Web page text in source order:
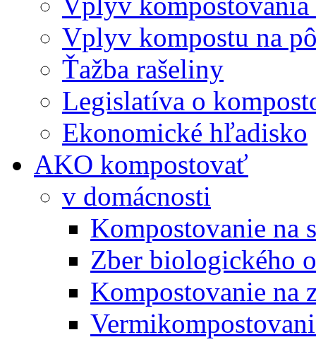
Vplyv kompostu na
Ťažba rašeliny
Legislatíva o
Ekonomické hľadisko
AKO kompostovať
v domácnosti
Kompostovanie na
Zber biologického
Kompostovanie na